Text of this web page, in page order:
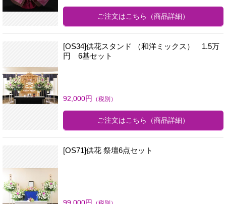
ご注文はこちら （商品詳細）
[OS34]供花スタンド （和洋ミックス） 1.5万
円 6基セット
92,000円 （税別）
ご注文はこちら （商品詳細）
[OS71]供花 祭壇6点セット